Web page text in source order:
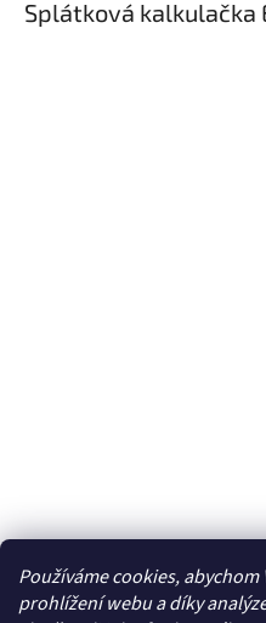
Používáme cookies,
prohlížení webu a díky
Splátková kalkulačka